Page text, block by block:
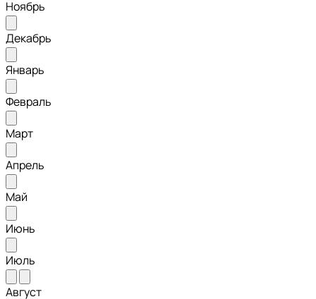
Ноябрь
Декабрь
Январь
Февраль
Март
Апрель
Май
Июнь
Июль
Август